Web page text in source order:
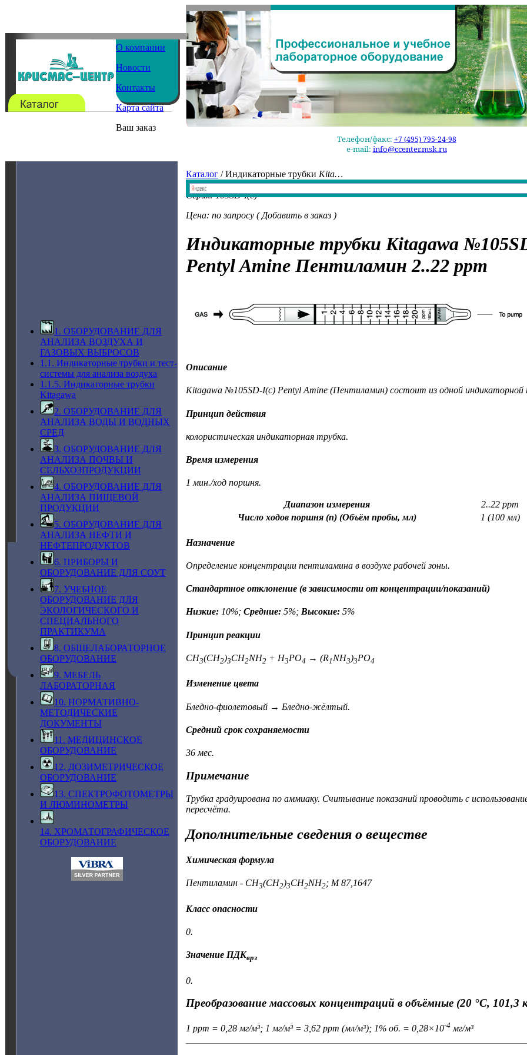
О компании
Новости
Контакты
Карта сайта
Ваш заказ
Телефон/факс: +7 (495) 795-24-98
e-mail: info@ccenter.msk.ru
1. ОБОРУДОВАНИЕ ДЛЯ
АНАЛИЗА ВОЗДУХА И
ГАЗОВЫХ ВЫБРОСОВ
1.1. Индикаторные трубки и тест-
системы для анализа воздуха
1.1.5. Индикаторные трубки
Kitagawa
2. ОБОРУДОВАНИЕ ДЛЯ
АНАЛИЗА ВОДЫ И ВОДНЫХ
СРЕД
3. ОБОРУДОВАНИЕ ДЛЯ
АНАЛИЗА ПОЧВЫ И
СЕЛЬХОЗПРОДУКЦИИ
4. ОБОРУДОВАНИЕ ДЛЯ
АНАЛИЗА ПИЩЕВОЙ
ПРОДУКЦИИ
5. ОБОРУДОВАНИЕ ДЛЯ
АНАЛИЗА НЕФТИ И
НЕФТЕПРОДУКТОВ
6. ПРИБОРЫ И
ОБОРУДОВАНИЕ ДЛЯ СОУТ
7. УЧЕБНОЕ
ОБОРУДОВАНИЕ ДЛЯ
ЭКОЛОГИЧЕСКОГО И
СПЕЦИАЛЬНОГО
ПРАКТИКУМА
8. ОБЩЕЛАБОРАТОРНОЕ
ОБОРУДОВАНИЕ
9. МЕБЕЛЬ
ЛАБОРАТОРНАЯ
10. НОРМАТИВНО-
МЕТОДИЧЕСКИЕ
ДОКУМЕНТЫ
11. МЕДИЦИНСКОЕ
ОБОРУДОВАНИЕ
12. ДОЗИМЕТРИЧЕСКОЕ
ОБОРУДОВАНИЕ
13. СПЕКТРОФОТОМЕТРЫ
И ЛЮМИНОМЕТРЫ
14. ХРОМАТОГРАФИЧЕСКОЕ
ОБОРУДОВАНИЕ
Каталог / Индикаторные трубки Kita…
Серия: 105SD-I(c)
Цена: по запросу ( Добавить в заказ )
Индикаторные трубкиKitagawa
Pentyl AmineПентиламин 2..22 ppm
Описание
Kitagawa №105SD-I(c) Pentyl Amine (Пентиламин) состоит из одной индикаторной
Принцип действия
колористическая индикаторная трубка.
Время измерения
1 мин./ход поршня.
Диапазон измерения
2..22 ppm
Число ходов поршня (n) (Объём пробы, мл)
1 (100 мл)
Назначение
Определение концентрации пентиламина в воздухе рабочей зоны.
Стандартное отклонение (в зависимости от концентрации/показаний)
Низкие: 10%; Средние: 5%; Высокие: 5%
Принцип реакции
CH3(CH2)3CH2NH2 + H3PO4 → (R1 NH3)3PO4
Изменение цвета
Бледно-фиолетовый → Бледно-жёлтый.
Средний срок сохраняемости
36 мес.
Примечание
Трубка градуирована по аммиаку. Считывание показаний проводить с
пересчёта.
Дополнительные сведения о веществе
Химическая формула
Пентиламин - CH3(CH2)3CH2NH2; M 87,1647
Класс опасности
0.
Значение ПДКврз
0.
Преобразование массовых концентраций в объёмные (20 °C, 101,3
1 ppm = 0,28 мг/м³; 1 мг/м³ = 3,62 ppm (мл/м³); 1% об. = 0,28×10-4 мг/м³